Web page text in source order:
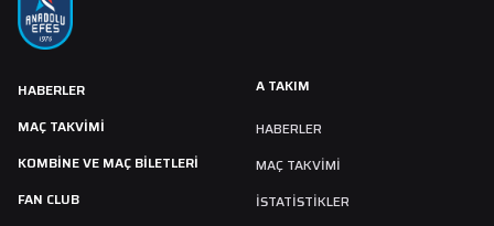
HABERLER
MAÇ TAKVIMI
KOMBİNE VE MAÇ BİLETLERİ
FAN CLUB
A TAKIM
HABERLER
MAÇ TAKVIMI
İSTATİSTİKLER